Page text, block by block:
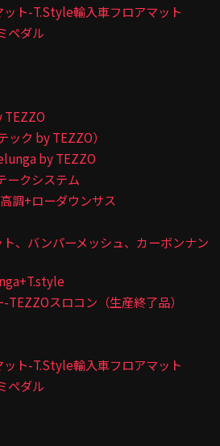
ト-T.Style輸入車フロアマット
ペダル
TEZZO
ク by TEZZO）
by TEZZO
ークシステム
調+ローダウンサス
、バンパーメッシュ、カーボンナン
スロコン（生産終了品）
ト-T.Style輸入車フロアマット
ペダル